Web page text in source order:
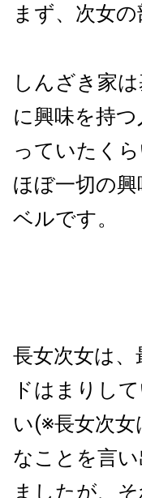
まず、次女の
しんざき家
に興味を持
っていたく
ほぼ一切の
ベルです。
長女次女は
ドはまりし
い(※長女次
なことを言
ましたが、